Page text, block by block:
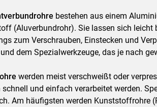
bestehen aus einem
(Aluverbundrohr). Sie lassen sich
zum Verschrauben, Einstecken und
dem Spezialwerkzeuge, das je nach
werden meist verschweißt oder
schnell und einfach verarbeitet werden.
Am häufigsten werden Kunststoffrohre